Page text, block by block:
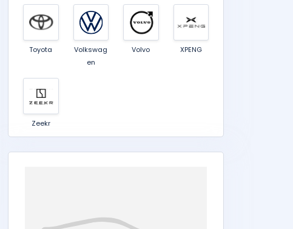
Toyota
Volkswag
en
Volvo XPENG
Zeekr